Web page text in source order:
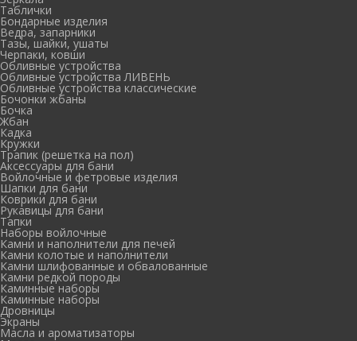
Таблички
Бондарные изделия
Ведра, запарники
Тазы, шайки, ушаты
Черпаки, ковши
Обливные устройства
Обливные устройства ЛИВЕНЬ
Обливные устройства классические
Бочонки жбаны
Бочка
Жбан
Кадка
Кружки
Трапик (решетка на пол)
Аксессуары для бани
Войлочные и фетровые изделия
Шапки для бани
Коврики для бани
Рукавицы для бани
Тапки
Наборы войлочные
Камни и наполнители для печей
Камни колотые и наполнители
Камни шлифованные и обвалованные
Камни редкой породы
Каминные наборы
Каминные наборы
Дровницы
Экраны
Масла и ароматизаторы